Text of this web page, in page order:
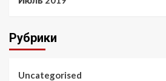
Рубрики
Uncategorised